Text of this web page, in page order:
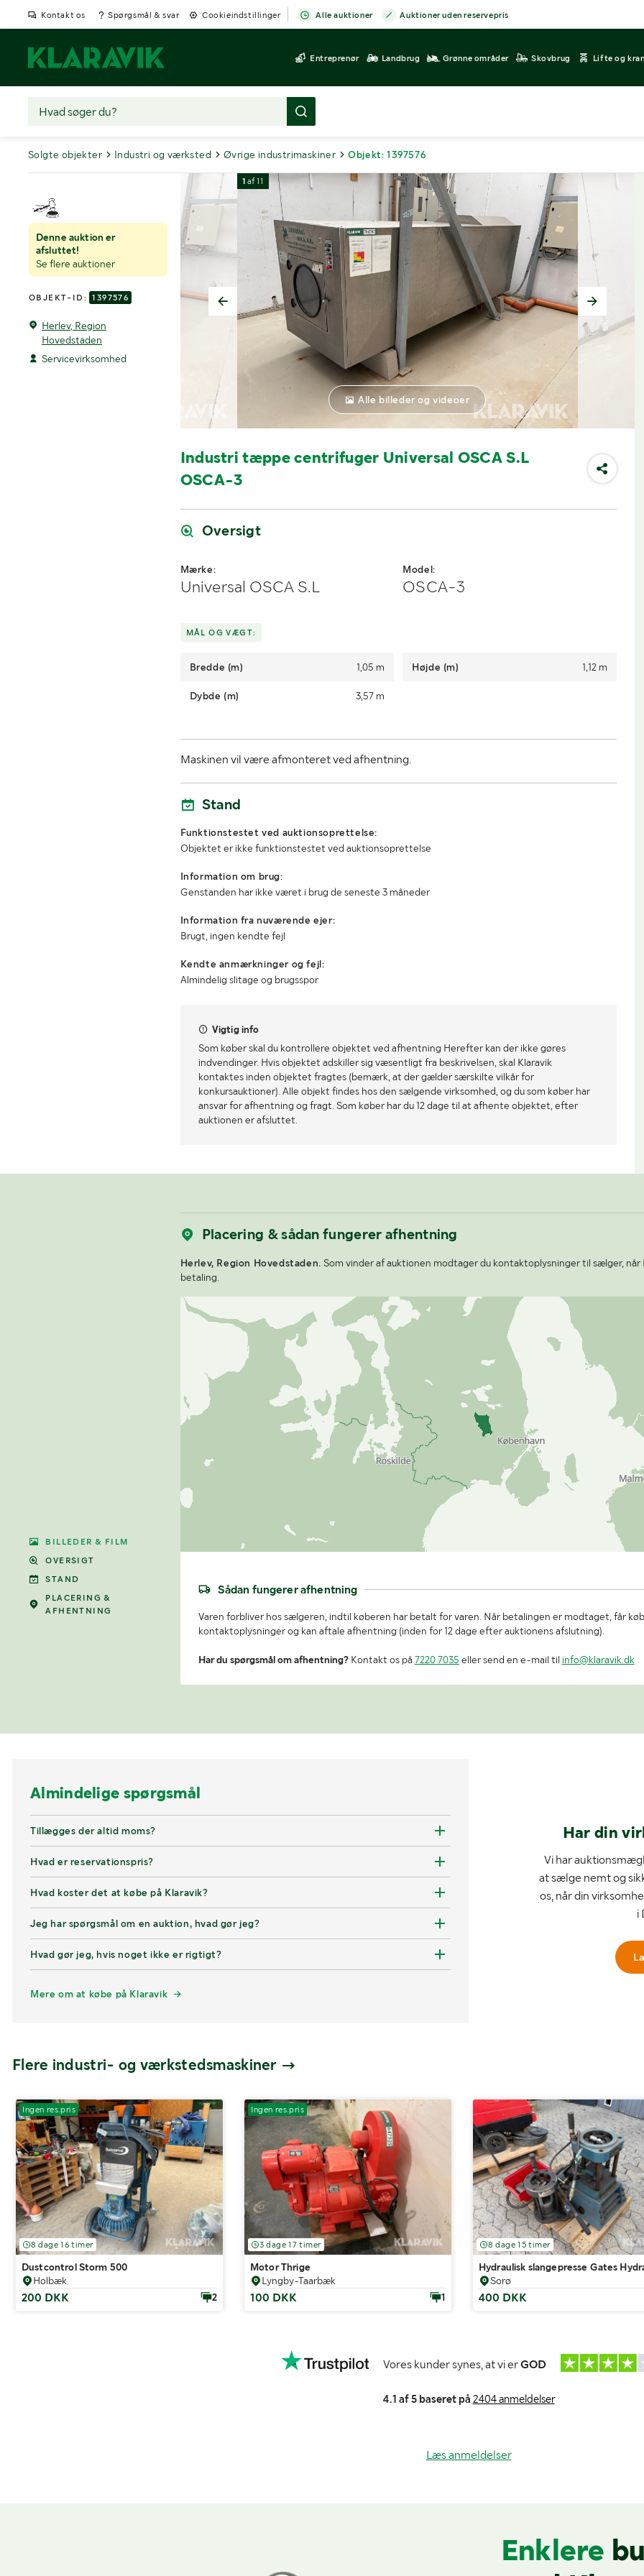
Kontakt os Spørgsmål & svar Cookieindstillinger Alle auktioner Auktioner uden reservepris
Entreprenør Landbrug Grønne områder Skovbrug Lifte og
Solgte objekter Industri og værksted Øvrige industrimaskiner Objekt: 1397576
Denne auktion er
afsluttet!
Se flere auktioner
OBJEKT-ID: 1397576
Herlev, Region
Hovedstaden
Servicevirksomhed
BILLEDER & FILM
OVERSIGT
STAND
PLACERING &
AFHENTNING
1 af11
Alle billeder og videoer
Industri tæppe centrifuger Universal OSCA S.L
OSCA-3
Oversigt
Mærke:
Universal OSCA S.L
Model:
OSCA-3
MÅL OG VÆGT:
Bredde (m) 1,05 m Højde (m) 1,12 m
Dybde (m) 3,57 m
Maskinen vil være afmonteret ved afhentning.
Stand
Funktionstestet ved auktionsoprettelse:
Objektet er ikke funktionstestet ved auktionsoprettelse
Information om brug:
Genstanden har ikke været i brug de seneste 3 måneder
Information fra nuværende ejer:
Brugt, ingen kendte fejl
Kendte anmærkninger og fejl:
Almindelig slitage og brugsspor
Vigtig info
Som køber skal du kontrollere objektet ved afhentning Herefter kan der ikke gøres
indvendinger. Hvis objektet adskiller sig væsentligt fra beskrivelsen, skal Klaravik
kontaktes inden objektet fragtes (bemærk, at der gælder særskilte vilkår for
konkursauktioner). Alle objekt findes hos den sælgende virksomhed, og du som køber har
ansvar for afhentning og fragt. Som køber har du 12 dage til at afhente objektet, efter
auktionen er afsluttet.
Placering & sådan fungerer afhentning
Herlev, Region Hovedstaden. Som vinder af auktionen modtager du kontaktoplysninger til sælger, når
betaling.
Sådan fungerer afhentning
Varen forbliver hos sælgeren, indtil køberen har betalt for varen. Når betalingen er modtaget, får
kontaktoplysninger og kan aftale afhentning (inden for 12 dage efter auktionens afslutning).
Har du spørgsmål om afhentning?Kontakt os på 7220 7035 eller send en e-mail til info@klaravik.dk
Almindelige spørgsmål
Tillægges der altid moms?
Hvad er reservationspris?
Hvad koster det at købe på Klaravik?
Jeg har spørgsmål om en auktion, hvad gør jeg?
Hvad gør jeg, hvis noget ikke er rigtigt?
Mere om at købe på Klaravik
Har din
Vi har
at sælge nemt og
os, når din
i
Flere industri- og værkstedsmaskiner
Ingen res.pris
8 dage 16 timer
Dustcontrol Storm 500
Holbæk
200 DKK 2
Ingen res.pris
3 dage 17 timer
Motor Thrige
Lyngby-Taarbæk
100 DKK 1
8 dage 15 timer
Hydraulisk slangepresse Gates
Sorø
400 DKK
Vores kunder synes, at vi erGOD
4.1 af 5 baseret på 2404 anmeldelser
Læs anmeldelser
Enklere